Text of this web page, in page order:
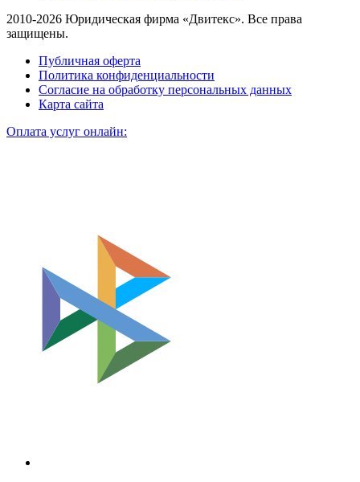
2010-2026 Юридическая фирма «Двитекс». Все права
защищены.
Публичная оферта
Политика конфиденциальности
Согласие на обработку персональных данных
Карта сайта
Оплата услуг онлайн: